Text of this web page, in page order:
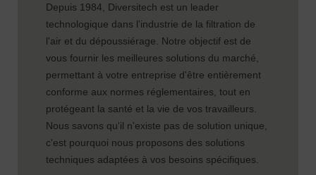
Depuis 1984, Diversitech est un leader
technologique dans l'industrie de la filtration de
l'air et du dépoussiérage. Notre objectif est de
vous fournir les meilleures solutions du marché,
permettant à votre entreprise d'être entièrement
conforme aux normes réglementaires, tout en
protégeant la santé et la vie de vos travailleurs.
Nous savons qu'il n'existe pas de solution unique,
c'est pourquoi nous proposons des solutions
techniques adaptées à vos besoins spécifiques.